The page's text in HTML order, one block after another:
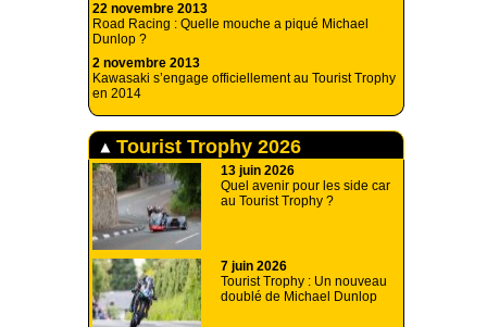
22 novembre 2013
Road Racing : Quelle mouche a piqué Michael
Dunlop ?
2 novembre 2013
Kawasaki s’engage officiellement au Tourist Trophy
en 2014
Tourist Trophy 2026
13 juin 2026
Quel avenir pour les side car
au Tourist Trophy ?
7 juin 2026
Tourist Trophy : Un nouveau
doublé de Michael Dunlop